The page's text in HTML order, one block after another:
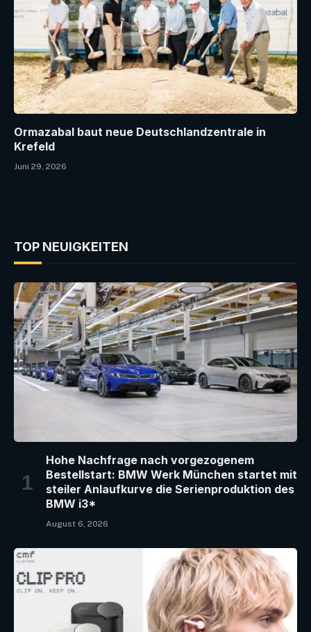
Ormazabal baut neue Deutschlandzentrale in
Krefeld
Juni 29, 2026
TOP NEUIGKEITEN
Hohe Nachfrage nach vorgezogenem
Bestellstart: BMW Werk München startet mit
steiler Anlaufkurve die Serienproduktion des
BMW i3*
August 6, 2026